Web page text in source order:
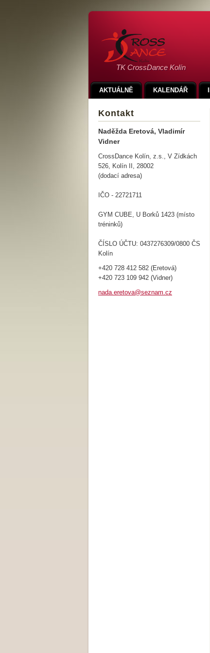
TK CrossDance Kolín
Kontakt
Naděžda Eretová, Vladimír
Vidner
CrossDance Kolín, z.s., V Zídkách
526, Kolín II, 28002
(dodací adresa)
IČO - 22721711
GYM CUBE, U Borků 1423 (místo
tréninků)
ČÍSLO ÚČTU: 0437276309/0800 ČS
Kolín
+420 728 412 582 (Eretová)
+420 723 109 942 (Vidner)
nada.eretova@seznam.cz
AKTUÁLNĚ KALENDÁŘ